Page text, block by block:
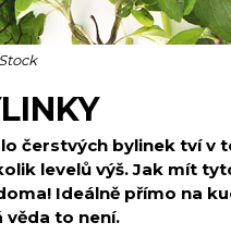
čerstvých bylinek tví v
levelů výš. Jak mít
Ideálně přímo na
věda to není.